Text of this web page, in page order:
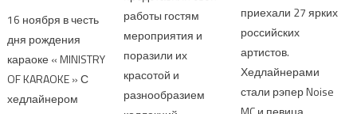
16 ноября в честь
дня рождения
караоке « MINISTRY
OF KARAOKE » С
хедлайнером
работы гостям
мероприятия и
поразили их
красотой и
разнообразием
приехали 27 ярких
российских
артистов.
Хедлайнерами
стали рэпер Noise